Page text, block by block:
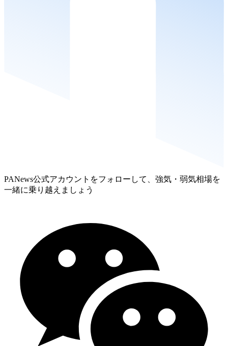
PANews公式アカウントをフォローして、強気・弱気相場を
一緒に乗り越えましょう